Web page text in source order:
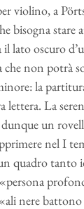
violino, a
bisogna
lato oscuro
che non potrà
la
La
un
nel I
qua­dro tanto
nere